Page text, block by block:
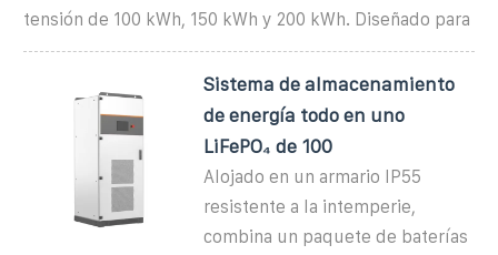
tensión de 100 kWh, 150 kWh y 200 kWh. Diseñado para
Sistema de almacenamiento
de energía todo en uno
LiFePO₄ de 100
Alojado en un armario IP55
resistente a la intemperie,
combina un paquete de baterías